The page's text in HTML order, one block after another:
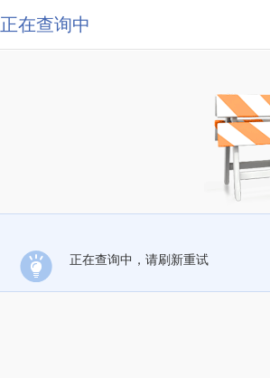
正在查询中
正在查询中，请刷新重试